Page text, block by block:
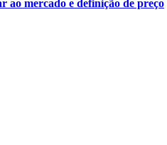
ao mercado e definição de preço